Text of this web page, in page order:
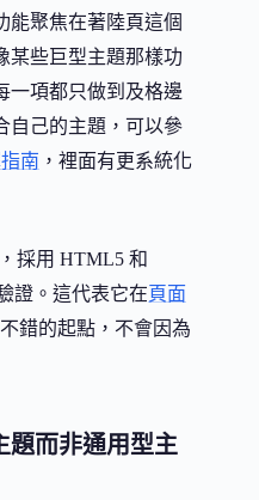
能聚焦在著陸頁這個
某些巨型主題那樣功
一項都只做到及格邊
自己的主題，可以參
南 ，裡面有更系統化
採用 HTML5 和
證。這代表它在頁面
錯的起點，不會因為
題而非通用型主